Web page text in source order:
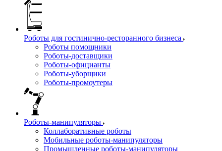
Роботы для гостинично-ресторанного бизнеса
Роботы помощники
Роботы-доставщики
Роботы-официанты
Роботы-уборщики
Роботы-промоутеры
Роботы-манипуляторы
Коллаборативные роботы
Мобильные роботы-манипуляторы
Промышленные роботы-манипуляторы